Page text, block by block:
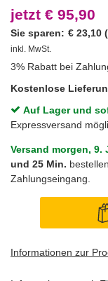
jetzt € 95,90
Sie sparen: € 23,10
inkl. MwSt.
3% Rabatt bei
Kostenlose
Auf Lager und
Expressversand
Versand morgen, 9.
und 25 Min.
Zahlungseingang.
Informationen zur